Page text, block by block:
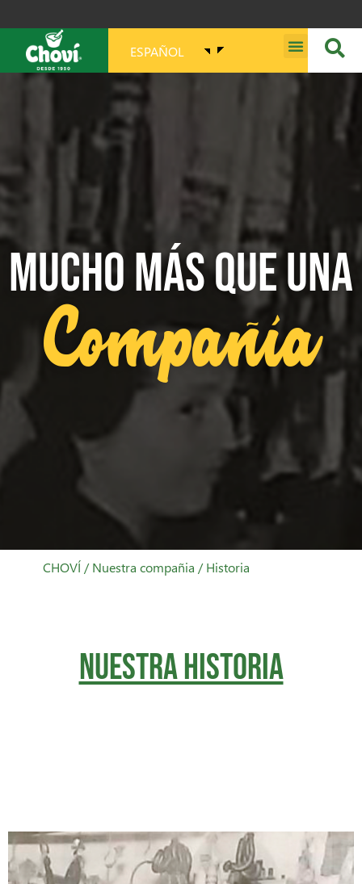
ESPAÑOL
MUCHO MÁS QUE UNA
Compañía
CHOVÍ /Nuestra compañia / Historia
NUESTRA HISTORIA